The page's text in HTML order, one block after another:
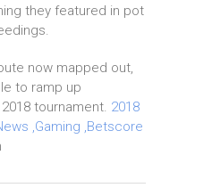
they featured in pot
now mapped out,
to ramp up
tournament. 2018
,Gaming ,Betscore